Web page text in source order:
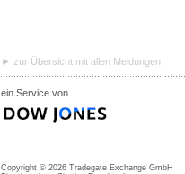
zur Übersicht mit allen Meldungen
ein Service von
Copyright © 2026 Tradegate Exchange GmbH